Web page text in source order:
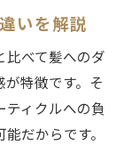
いを解説
比べて髪へのダ
特徴です。そ
ティクルへの負
だからです。